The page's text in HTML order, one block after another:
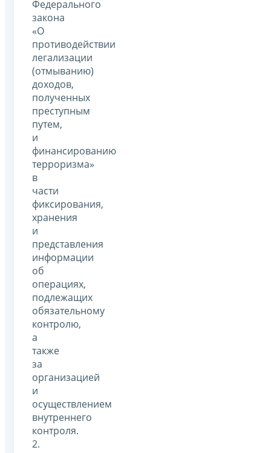
Федерального
закона
«О
противодействии
легализации
(отмыванию)
доходов,
полученных
преступным
путем,
и
финансированию
терроризма»
в
части
фиксирования,
хранения
и
представления
информации
об
операциях,
подлежащих
обязательному
контролю,
а
также
за
организацией
и
осуществлением
внутреннего
контроля.
2.